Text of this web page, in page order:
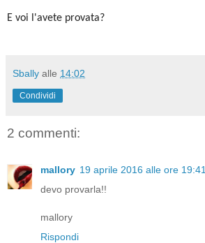
E voi l'avete provata?
Sbally alle 14:02
Condividi
2 commenti:
mallory 19 aprile 2016 alle ore 19:41
devo provarla!!
mallory
Rispondi